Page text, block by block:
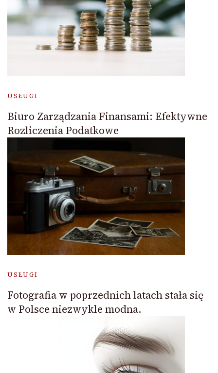
USŁUGI
Biuro Zarządzania Finansami: Efektywne
Rozliczenia Podatkowe
USŁUGI
Fotografia w poprzednich latach stała się
w Polsce niezwykle modna.